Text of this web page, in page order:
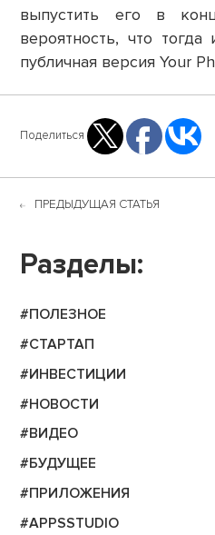
выпустить его в
вероятность, что
публичная версия Your
Поделиться
ПРЕДЫДУЩАЯ СТАТЬЯ
Разделы:
#ПОЛЕЗНОЕ
#СТАРТАП
#ИНВЕСТИЦИИ
#НОВОСТИ
#ВИДЕО
#БУДУЩЕЕ
#ПРИЛОЖЕНИЯ
#APPSSTUDIO